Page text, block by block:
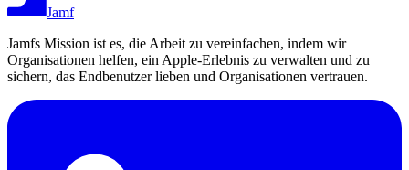
Jamf
Jamfs Mission ist es, die Arbeit zu vereinfachen, indem wir
Organisationen helfen, ein Apple-Erlebnis zu verwalten und zu
sichern, das Endbenutzer lieben und Organisationen vertrauen.